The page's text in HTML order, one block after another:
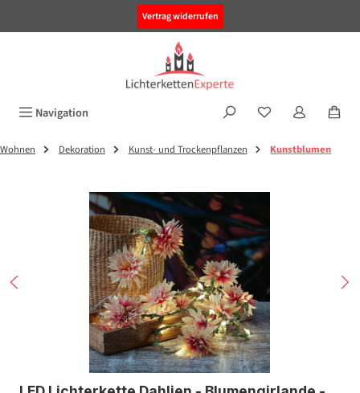
Vertrag widerrufen
Navigation
Wohnen Dekoration Kunst- und Trockenpflanzen Kunstblumen
Bildergalerie überspringen